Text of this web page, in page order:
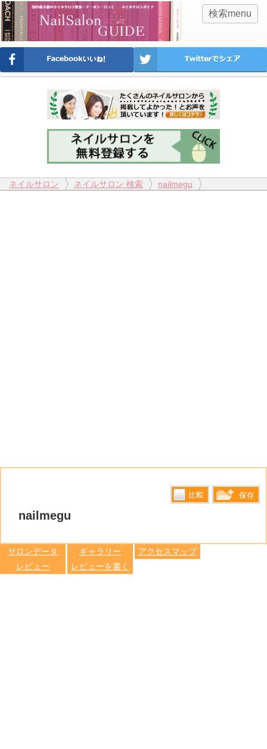
検索menu
ネイルサロン ネイルサロン 検索 nailmegu
nailmegu
サロンデータ ギャラリー
アクセスマップ
レビュー
レビューを書く